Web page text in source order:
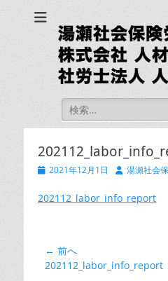
検
索:
投
日
2021年12月1日
投
者
湯瀬社会
202112_labor_info_report
投
稿
← 前へ
前
202112_labor_info_report